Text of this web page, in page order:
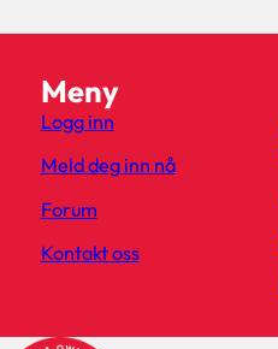
Meny
Logg inn
Meld deg inn nå
Forum
Kontakt oss